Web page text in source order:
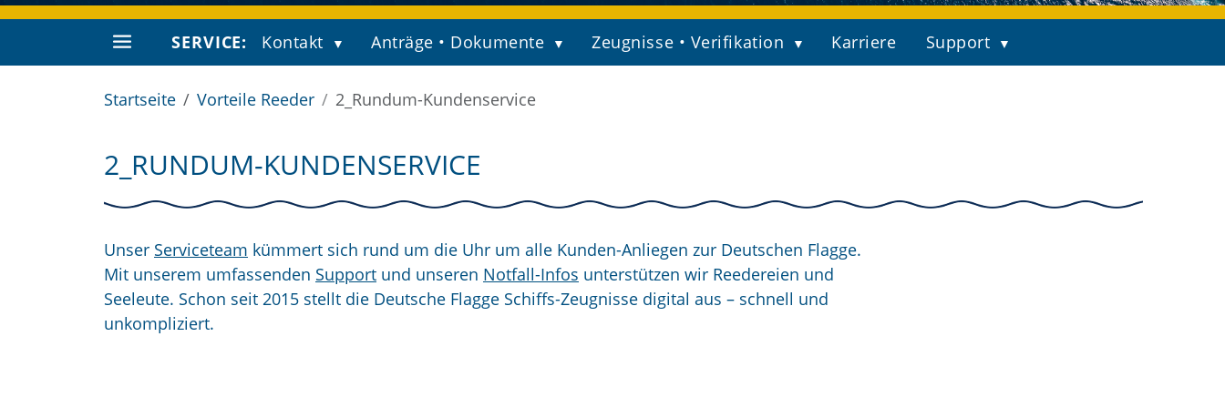
SERVICE: Kontakt Anträge • Dokumente Zeugnisse • Verifikation Karriere Support
Startseite Vorteile Reeder 2_Rundum-Kundenservice
2_RUNDUM-KUNDENSERVICE
Unser Serviceteam kümmert sich rund um die Uhr um alle Kunden-Anliegen zur Deutschen Flagge.
Mit unserem umfassenden Support und unseren Notfall-Infos unterstützen wir Reedereien und
Seeleute. Schon seit 2015 stellt die Deutsche Flagge Schiffs-Zeugnisse digital aus – schnell und
unkompliziert.